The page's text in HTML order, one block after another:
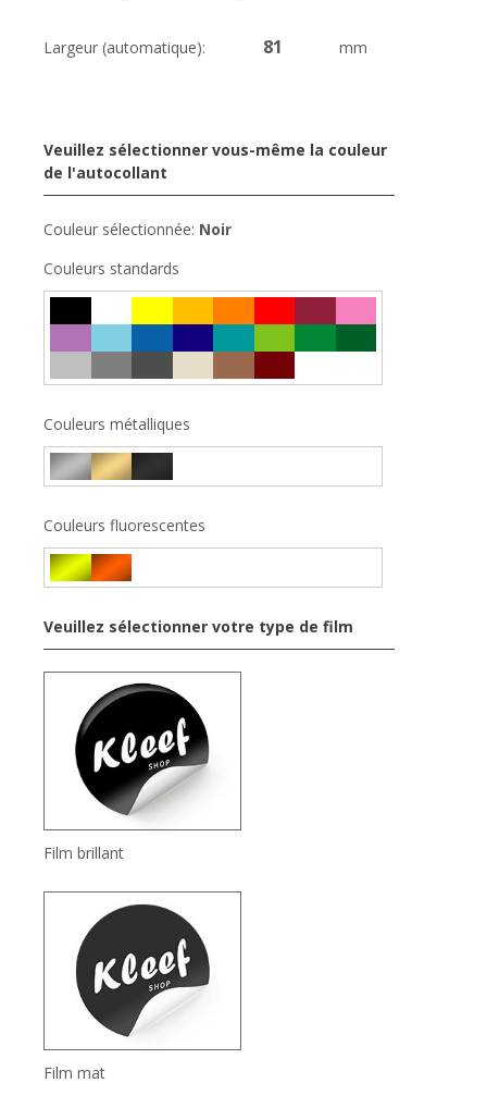
Largeur (automatique): mm
Veuillez sélectionner vous-même la couleur
de l'autocollant
Couleur sélectionnée: Noir
Couleurs standards
Couleurs métalliques
Couleurs fluorescentes
Veuillez sélectionner votre type de film
Film brillant
Film mat